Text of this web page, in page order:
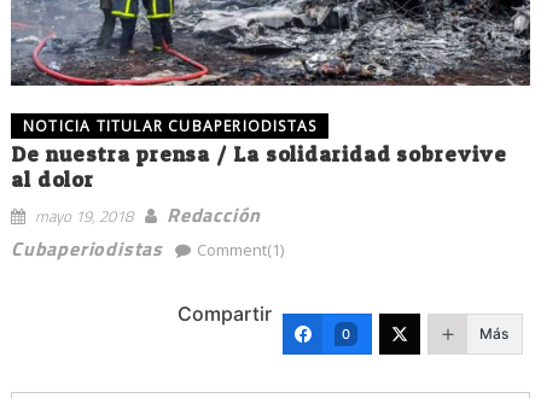
NOTICIA TITULAR CUBAPERIODISTAS
De nuestra prensa / La solidaridad sobrevive
al dolor
mayo 19, 2018
Redacción
Cubaperiodistas
Comment(1)
Compartir
0 Más